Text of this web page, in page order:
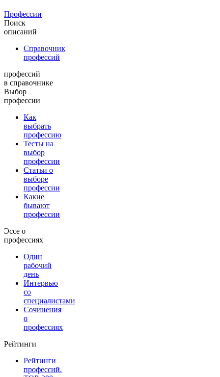
Профессии
Поиск
описаний
Справочник
профессий
профессий
в справочнике
Выбор
профессии
Как
выбрать
профессию
Тесты на
выбор
профессии
Статьи о
выборе
профессии
Какие
бывают
профессии
Эссе о
профессиях
Один
рабочий
день
Интервью
со
специалистами
Сочинения
о
профессиях
Рейтинги
Рейтинги
профессий.